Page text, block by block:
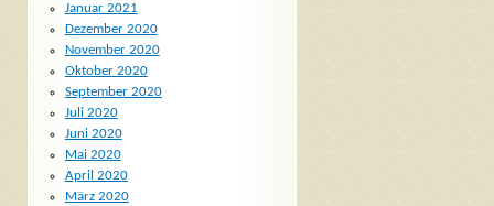
Januar 2021
Dezember 2020
November 2020
Oktober 2020
September 2020
Juli 2020
Juni 2020
Mai 2020
April 2020
März 2020